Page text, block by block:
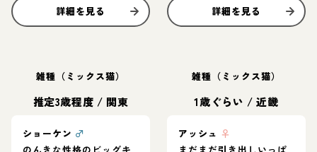
詳細を見る 詳細を見る
雑種（ミックス猫）
推定3歳程度 / 関東
ショーケン ♂
雑種（ミックス猫）
1歳ぐらい /近畿
アッシュ ♀